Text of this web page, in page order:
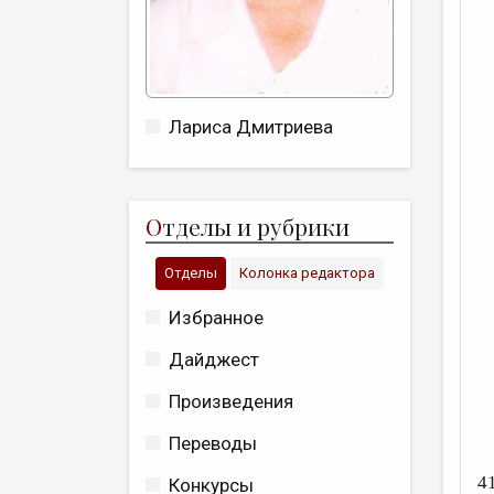
Лариса Дмитриева
Отделы и рубрики
Отделы Колонка редактора
Избранное
Дайджест
Произведения
Переводы
Конкурсы